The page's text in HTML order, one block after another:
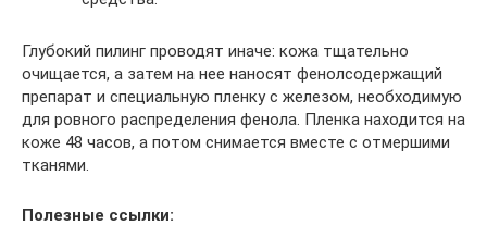
Глубокий пилинг проводят иначе: кожа тщательно
очищается, а затем на нее наносят фенолсодержащий
препарат и специальную пленку с железом, необходимую
для ровного распределения фенола. Пленка находится на
коже 48 часов, а потом снимается вместе с отмершими
тканями.
Полезные ссылки: